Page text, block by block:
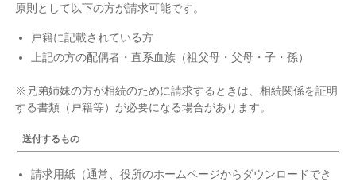
原則として以下の方が請求可能です。
戸籍に記載されている方
上記の方の配偶者・直系血族（祖父母・父母・子・孫）
※兄弟姉妹の方が相続のために請求するときは、相続関係を証明
する書類（戸籍等）が必要になる場合があります。
送付するもの
請求用紙（通常、役所のホームページからダウンロードでき